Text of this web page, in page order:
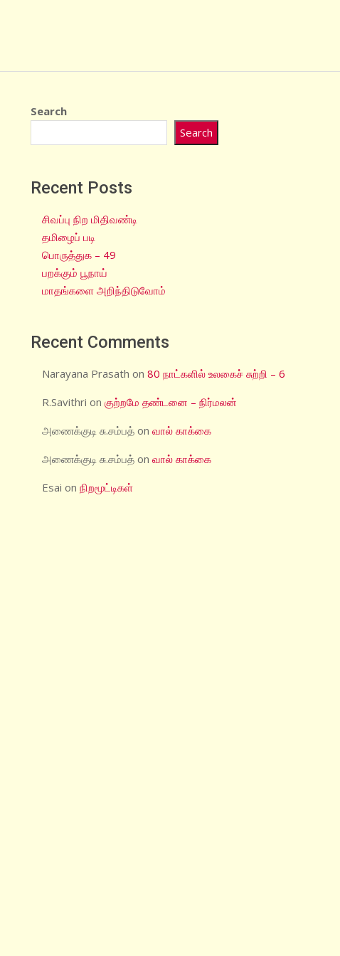
Search
Search
Recent Posts
சிவப்பு நிற மிதிவண்டி
தமிழைப் படி
பொருத்துக – 49
பறக்கும் பூநாய்
மாதங்களை அறிந்திடுவோம்
Recent Comments
Narayana Prasath on80 நாட்களில் உலகைச் சுற்றி – 6
R.Savithri onகுற்றமே தண்டனை – நிர்மலன்
அணைக்குடி சு.சம்பத் onவால் காக்கை
அணைக்குடி சு.சம்பத் onவால் காக்கை
Esai onநிறமூட்டிகள்